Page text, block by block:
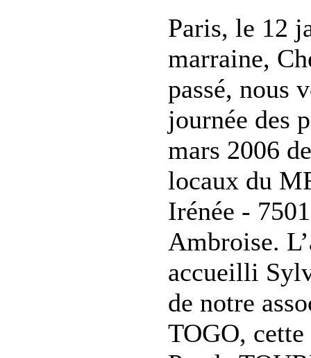
Paris, le 12
marraine,
passé, nous
journée des
mars 2006
locaux du
Irénée -
Ambroise.
accueilli
de notre
TOGO, cette